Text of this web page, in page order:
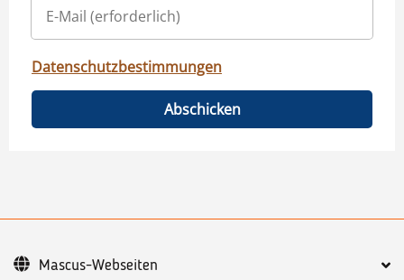
Datenschutzbestimmungen
Abschicken
Mascus-Webseiten